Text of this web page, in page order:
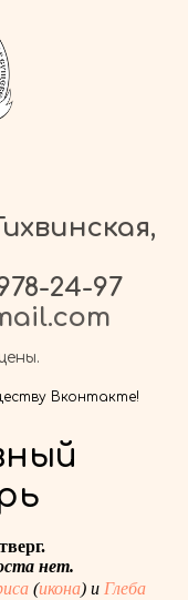
24-97
Вконтакте!
нет.
(икона) и Глеба